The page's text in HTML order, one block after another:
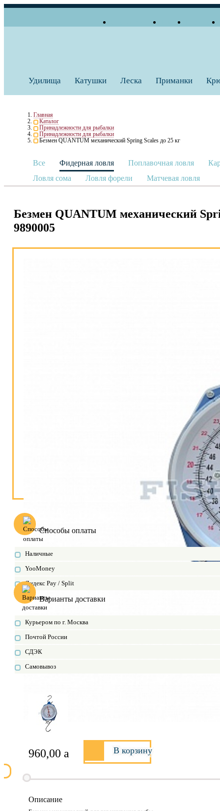
Удилища Катушки Леска Приманки
Главная
Каталог
Принадлежности для рыбалки
Принадлежности для рыбалки
Безмен QUANTUM механический Spring Scales до 25 кг
Все Фидерная ловля Поплавочная ловля
Ловля сома
Ловля форели Матчевая ловля
Безмен QUANTUM механический
9890005
Способы оплаты
Наличные
YooMoney
Яндекс Pay / Split
Варианты доставки
Курьером по г. Москва
Почтой России
СДЭК
Самовывоз
960,00 a В корзину
Описание